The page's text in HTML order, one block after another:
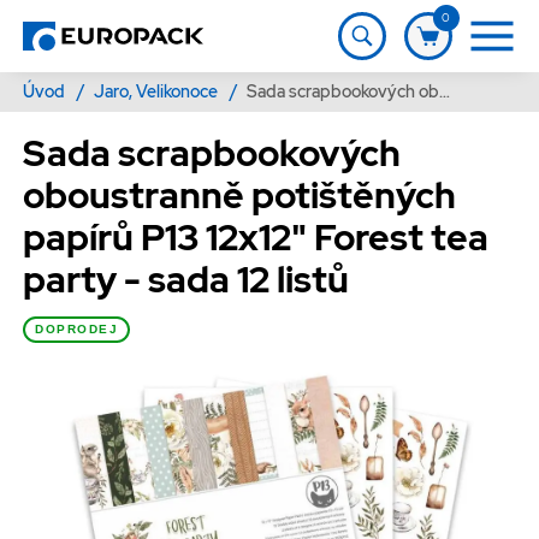
0
Úvod / Jaro, Velikonoce / Sada scrapbookových oboustranně potištěných papírů P13 12x12" Forest tea party - sada 12 listů
Sada scrapbookových
oboustranně potištěných
papírů P13 12x12" Forest tea
party - sada 12 listů
DOPRODEJ